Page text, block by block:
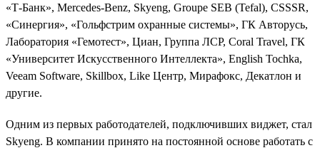
«Т-Банк», Mercedes-Benz, Skyeng, Groupe SEB (Tefal), CSSSR,
«Синергия», «Гольфстрим охранные системы», ГК Авторусь,
Лаборатория «Гемотест», Циан, Группа ЛСР, Coral Travel, ГК
«Университет Искусственного Интеллекта», English Tochka,
Veeam Software, Skillbox, Like Центр, Мирафокс, Декатлон и
другие.
Одним из первых работодателей, подключивших виджет, стал
Skyeng. В компании принято на постоянной основе работать с